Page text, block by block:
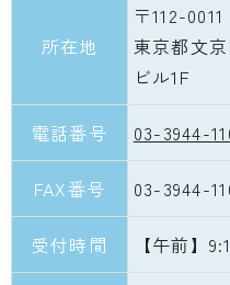
所在地
〒112-0011
東京都文
ビル1F
電話番号 03-3944-
FAX番号 03-3944-
受付時間 【午前】